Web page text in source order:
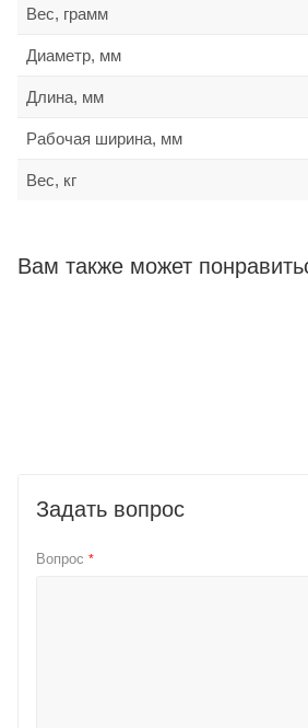
Вес, грамм
Диаметр, мм
Длина, мм
Рабочая ширина, мм
Вес, кг
Вам также может
Задать вопрос
Вопрос *